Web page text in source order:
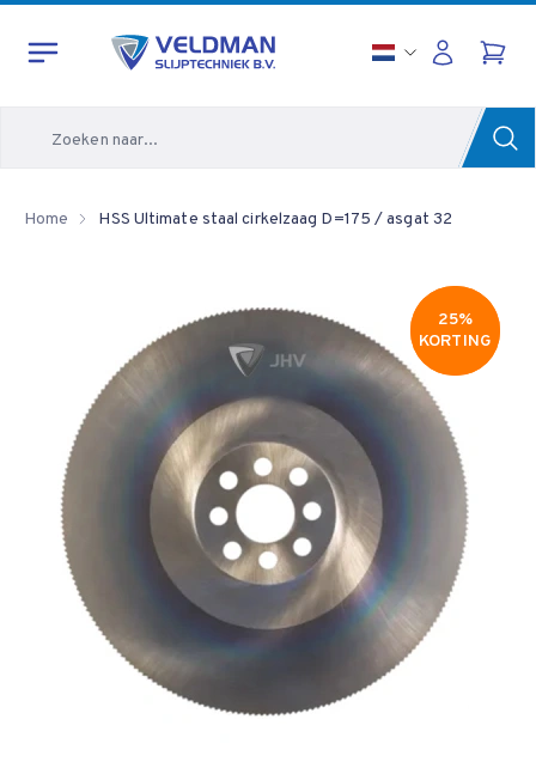
Home HSS Ultimate staal cirkelzaag D=175 / asgat 32
25%
KORTING
25%
KORTING